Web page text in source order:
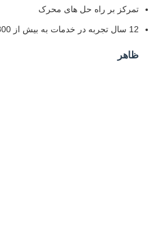
تمرکز بر راه حل های محرک
12 سال تجربه در خدمات به بیش از 800 مشتری
ظاهر